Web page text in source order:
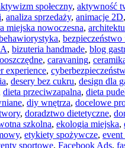
społeczny, aktywność
, analiza sprzedaży, animacje 2D,
miejska nowoczesna,
,
, bizuteria handmade, blog
, caravaning,
experience,
, desery bez cukru, design dla
dieta przeciwzapalna, dieta
, diy wnętrza, docelowe
, doradztwo dietetyczne,
szkolna, ekologia miejska,
, etykiety spożywcze,
sportowe, Facebook Ads,